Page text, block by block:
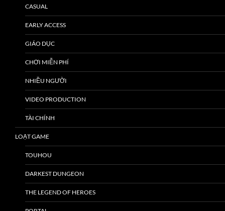
CASUAL
EARLY ACCESS
GIÁO DỤC
CHƠI MIỄN PHÍ
NHIỀU NGƯỜI
VIDEO PRODUCTION
TÀI CHÍNH
LOẠT GAME
TOUHOU
DARKEST DUNGEON
THE LEGEND OF HEROES